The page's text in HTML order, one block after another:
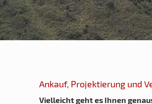
Ankauf, Projektierung und
Vielleicht geht es Ihnen